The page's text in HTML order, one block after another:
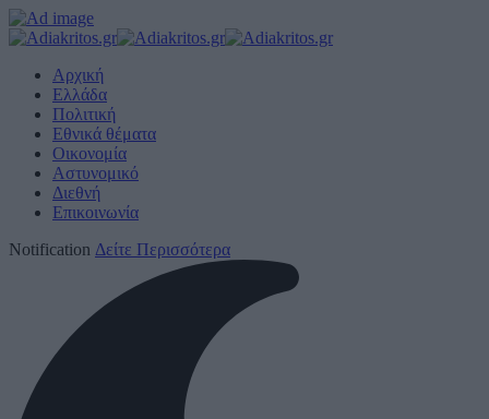
Αρχική
Ελλάδα
Πολιτική
Εθνικά θέματα
Οικονομία
Αστυνομικό
Διεθνή
Επικοινωνία
Notification Δείτε Περισσότερα